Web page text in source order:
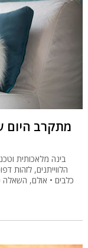
מתקרב היום
בינה מלאכותית
הלווייתנים, לזהות
כלבים • אולם,